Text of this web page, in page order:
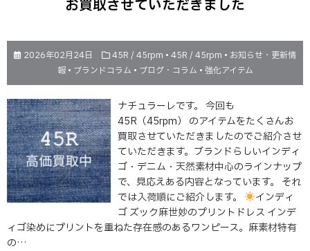
お買取させていただきました
2026年02月24日 45R / 45rpm • 45R / 45rpm • お知らせ・更新情
報• ブランドコラム • ブログ・コラム • 強化アイテム
ナチュラーレです。 今回も
45R（45rpm） のアイテムをたくさんお
買取させていただきましたのでご紹介させ
ていただきます。ブランドらしいインディ
ゴ・デニム・天然素材中心のラインナップ
で、見応えある内容となっています。 それ
では入荷順にご紹介します。
インディ
ゴ ズック麻世妙のプリントドレス インデ
ィゴ染めにプリントを重ねた存在感のあるワンピース。麻素材特有
の…